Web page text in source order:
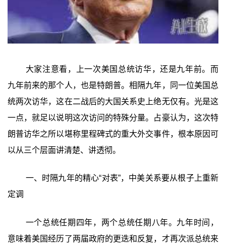
大家注意看，上一次美国总统访华，还是九年前。而
九年前来的那个人，也是特朗普。相隔九年，同一位美国总
统两次访华，这在二战后的大国关系史上绝无仅有。光是这
一点，就足以说明这次访问的特殊分量。占豪认为，这次特
朗普访华之所以堪称里程碑式的重大外交事件，根本原因可
以从三个层面讲清楚、讲透彻。
一、时隔九年的精心“对表”，中美关系要从根子上重新
定调
一个总统任期四年，两个总统任期八年。九年时间，
意味着美国经历了两届政府的更迭和反复，才再次派总统来